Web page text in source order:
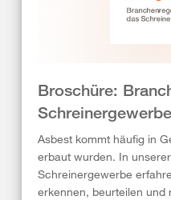
Broschüre:
Schreinergewerbe
Asbest kommt häufig in
erbaut wurden. In
Schreinergewerbe
erkennen, beurteilen und